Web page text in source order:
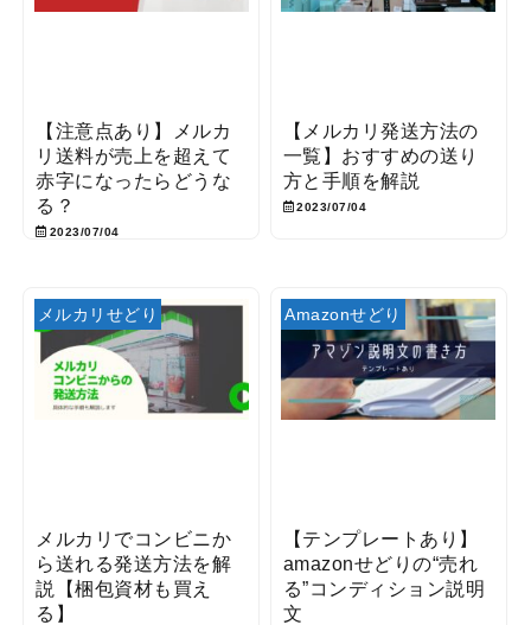
【注意点あり】メルカ
リ送料が売上を超えて
赤字になったらどうな
る？
2023/07/04
【メルカリ発送方法の
一覧】おすすめの送り
方と手順を解説
2023/07/04
メルカリせどり
メルカリでコンビニか
ら送れる発送方法を解
説【梱包資材も買え
る】
Amazonせどり
【テンプレートあり】
amazonせどりの“売れ
る”コンディション説明
文